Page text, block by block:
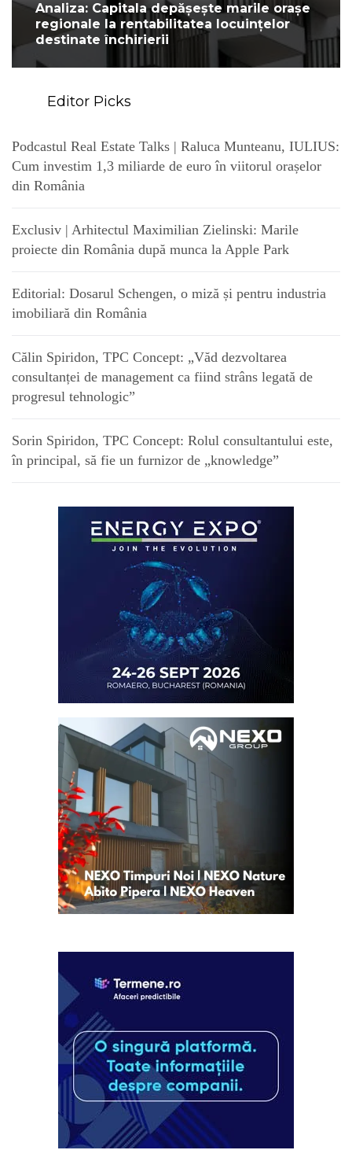
Analiza: Capitala depășește marile orașe
regionale la rentabilitatea locuințelor
destinate închirierii
Editor Picks
Podcastul Real Estate Talks | Raluca Munteanu, IULIUS:
Cum investim 1,3 miliarde de euro în viitorul orașelor
din România
Exclusiv | Arhitectul Maximilian Zielinski: Marile
proiecte din România după munca la Apple Park
Editorial: Dosarul Schengen, o miză și pentru industria
imobiliară din România
Călin Spiridon, TPC Concept: „Văd dezvoltarea
consultanței de management ca fiind strâns legată de
progresul tehnologic”
Sorin Spiridon, TPC Concept: Rolul consultantului este,
în principal, să fie un furnizor de „knowledge”